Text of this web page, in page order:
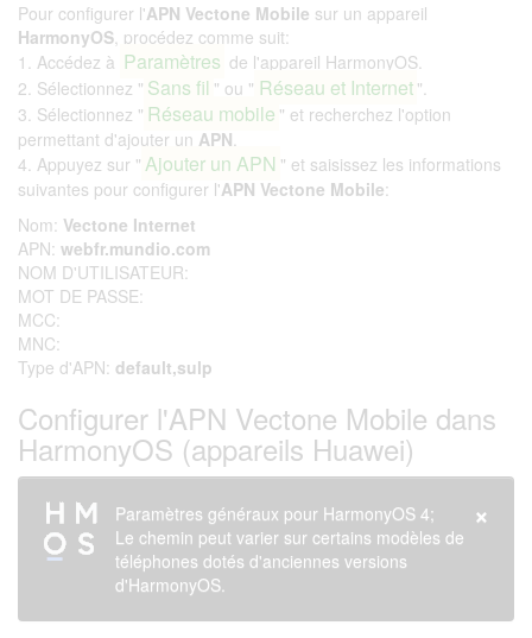
Pour configurer l'APN Vectone Mobile sur un appareil
HarmonyOS, procédez comme suit:
1. Accédez à Paramètres de l'appareil HarmonyOS.
2. Sélectionnez " Sans fil " ou " Réseau et Internet ".
3. Sélectionnez " Réseau mobile " et recherchez l'option
permettant d'ajouter un APN.
4. Appuyez sur " Ajouter un APN " et saisissez les informations
suivantes pour configurer l'APN Vectone Mobile:
Nom: Vectone Internet
APN: webfr.mundio.com
NOM D'UTILISATEUR:
MOT DE PASSE:
MCC:
MNC:
Type d'APN: default,sulp
Configurer l'APN Vectone Mobile dans
HarmonyOS (appareils Huawei)
×
Paramètres généraux pour HarmonyOS 4;
Le chemin peut varier sur certains modèles de
téléphones dotés d'anciennes versions
d'HarmonyOS.